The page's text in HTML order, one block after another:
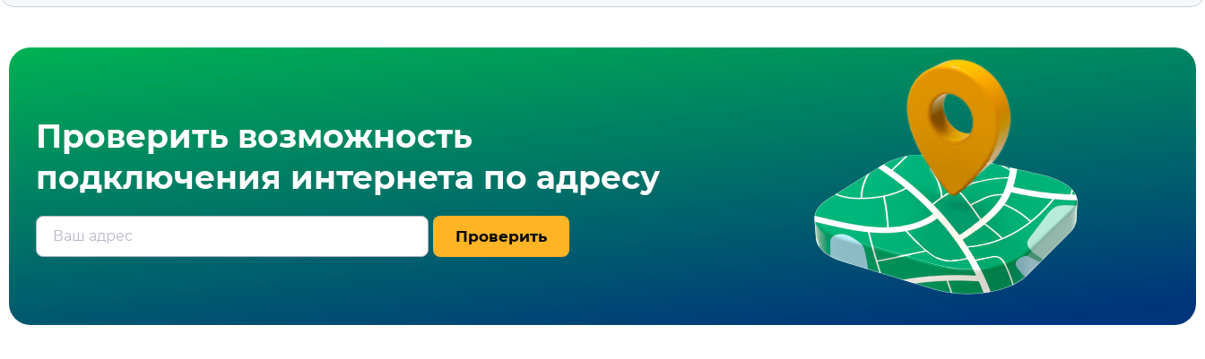
Проверить возможность
подключения интернета по адресу
Ваш адрес Проверить